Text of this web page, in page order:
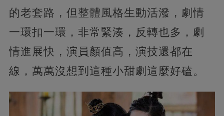
的老套路，但整體風格生動活潑，劇情
一環扣一環，非常緊湊，反轉也多，劇
情進展快，演員顏值高，演技還都在
線，萬萬沒想到這種小甜劇這麼好磕。